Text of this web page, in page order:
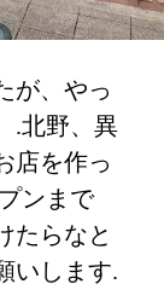
が、やっ
.北野、異
店を作っ
ンまで
たらなと
いします.